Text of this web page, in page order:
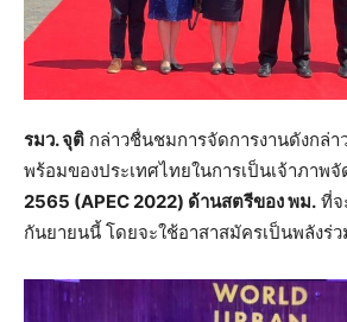
รมว. จุติ กล่าวชื่นชมการจัดการงานดังกล่า
พร้อมของประเทศไทยในการเป็นเจ้าภาพจั
2565 (APEC 2022) ด้านสตรีของ พม. ที่จ
กันยายนนี้ โดยจะใช้อาสาสมัครเป็นพลังร่